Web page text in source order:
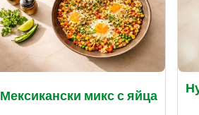
Мексикански микс с яйца